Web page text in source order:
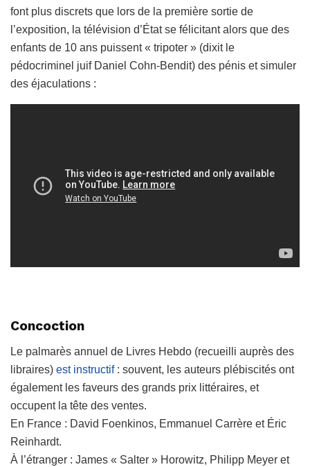
font plus discrets que lors de la première sortie de
l’exposition, la télévision d’État se félicitant alors que des
enfants de 10 ans puissent « tripoter » (dixit le
pédocriminel juif Daniel Cohn-Bendit) des pénis et simuler
des éjaculations :
Concoction
Le palmarès annuel de Livres Hebdo (recueilli auprès des
libraires) est instructif: souvent, les auteurs plébiscités ont
également les faveurs des grands prix littéraires, et
occupent la tête des ventes.
En France : David Foenkinos, Emmanuel Carrère et Éric
Reinhardt.
À l’étranger : James « Salter » Horowitz, Philipp Meyer et